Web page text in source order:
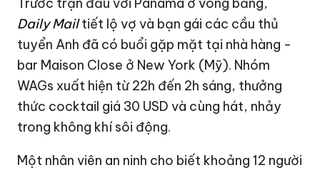
Trước trận đấu với Panama ở vòng bảng,
Daily Mailtiết lộ vợ và bạn gái các cầu thủ
tuyển Anh đã có buổi gặp mặt tại nhà hàng -
bar Maison Close ở New York (Mỹ). Nhóm
WAGs xuất hiện từ 22h đến 2h sáng, thưởng
thức cocktail giá 30 USD và cùng hát, nhảy
trong không khí sôi động.
Một nhân viên an ninh cho biết khoảng 12 người